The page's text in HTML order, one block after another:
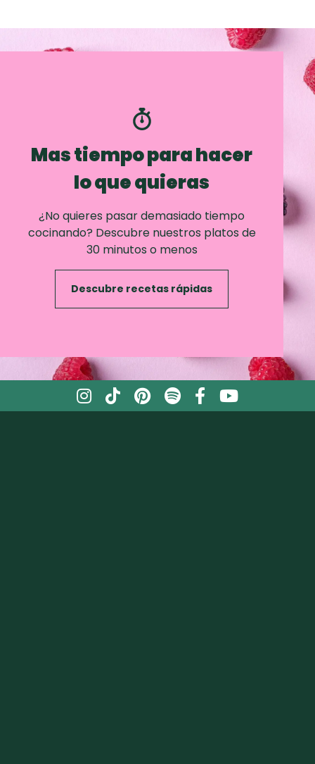
Mas tiempo para hacer
lo que quieras
¿No quieres pasar demasiado tiempo
cocinando? Descubre nuestros platos de
30 minutos o menos
Descubre recetas rápidas